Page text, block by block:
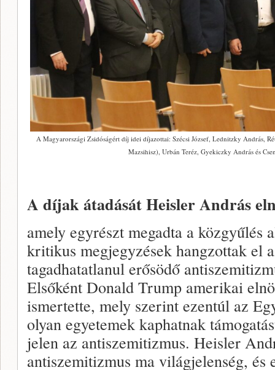
A Magyarországi Zsidóságért díj idei díjazottai: Szécsi József, Lednitzky András,
Mazsihisz), Urbán Teréz, Gyekiczky András és
A díjak átadását Heisler András
amely egyrészt megadta a közgyűlés
kritikus megjegyzések hangzottak el
tagadhatatlanul erősödő
Elsőként Donald Trump amerikai
ismertette, mely szerint ezentúl az
olyan egyetemek kaphatnak
jelen az antiszemitizmus. Heisler
antiszemitizmus ma világjelenség,